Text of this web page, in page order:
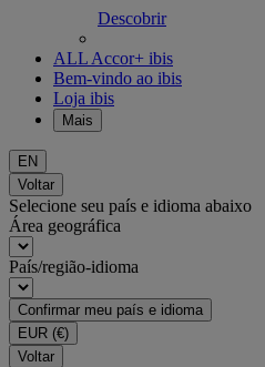
Descobrir
ALL Accor+ ibis
Bem-vindo ao ibis
Loja ibis
Mais
EN
Voltar
Selecione seu país e idioma abaixo
Área geográfica
País/região-idioma
Confirmar meu país e idioma
EUR (€)
Voltar